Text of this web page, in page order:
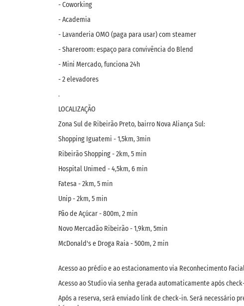
- Coworking
- Academia
- Lavanderia OMO (paga para usar) com steamer
- Shareroom: espaço para convivência do Blend
- Mini Mercado, funciona 24h
- 2 elevadores
.
LOCALIZAÇÃO
Zona Sul de Ribeirão Preto, bairro Nova Aliança Sul:
Shopping Iguatemi - 1,5km, 3min
Ribeirão Shopping - 2km, 5 min
Hospital Unimed - 4,5km, 6 min
Fatesa - 2km, 5 min
Unip - 2km, 5 min
Pão de Açúcar - 800m, 2 min
Novo Mercadão Ribeirão - 1,9km, 5min
McDonald's e Droga Raia - 500m, 2 min
Acesso ao prédio e ao estacionamento via Reconhecimento
Acesso ao Studio via senha gerada automaticamente após
Após a reserva, será enviado link de check-in. Será necessário